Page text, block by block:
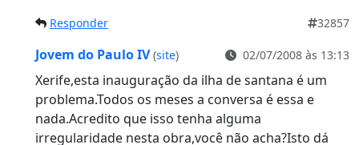
Responder 32857
Jovem do Paulo IV(site) 02/07/2008 às 13:13
Xerife,esta inauguração da ilha de santana é um
problema.Todos os meses a conversa é essa e
nada.Acredito que isso tenha alguma
irregularidade nesta obra,você não acha?Isto dá